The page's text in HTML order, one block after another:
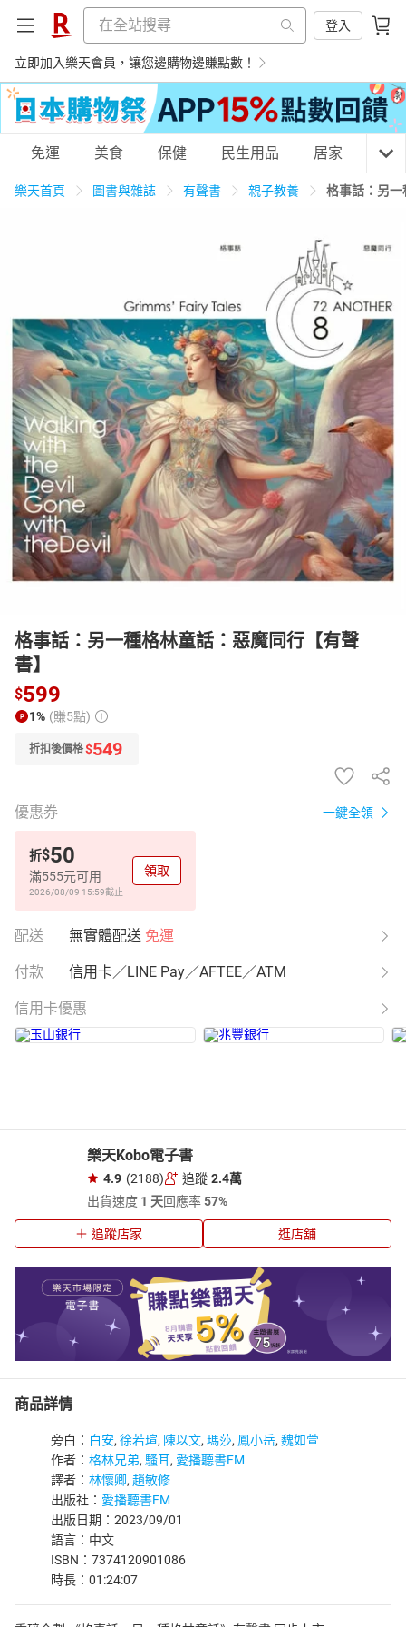
登入
立即加入樂天會員，讓您邊購物邊賺點數！
購物網分類
養生保健 民生用品
居家生活 3C家電 運動休閒 親子玩具
女裝 男裝 化妝保養 情趣用品
日本購物 電子/紙本書
HOT
免運 美食 保健 民生用品 居家 3C
樂天首頁 圖書與雜誌 有聲書 親子教養 格事話：另
格事話：另一種格林童話：惡魔同行【有聲
書】
$599
1% (賺5點)
折扣後價格$549
優惠券 一鍵全領
折$50
滿555元可用
2026/08/09 15:59截止
領取
配送 無實體配送 免運
付款 信用卡／LINE Pay／AFTEE／ATM
信用卡優惠
樂天Kobo電子書
4.9 (2188) 追蹤 2.4萬
出貨速度 1 天回應率57%
追蹤店家 逛店舖
商品詳情
旁白： 白安, 徐若瑄, 陳以文, 瑪莎, 鳳小岳, 魏如萱
作者： 格林兄弟, 騷耳, 愛播聽書FM
譯者： 林懷卿, 趙敏修
出版社： 愛播聽書FM
出版日期：2023/09/01
語言：中文
ISBN：7374120901086
時長：01:24:07